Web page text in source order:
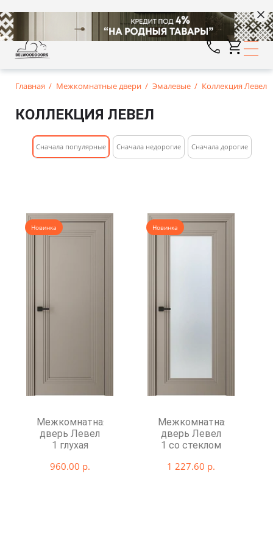
Главная Межкомнатные двери Эмалевые Коллекция Левел
КОЛЛЕКЦИЯ ЛЕВЕЛ
Cначала популярные Сначала недорогие Cначала дорогие
Новинка
Межкомнатная
дверь Левел
1 глухая
960.00 р.
Новинка
Межкомнатная
дверь Левел
1 со стеклом
1 227.60 р.